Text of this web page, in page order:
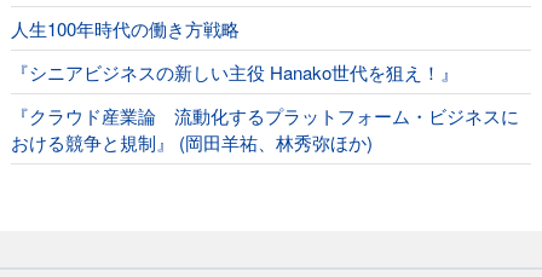
人生100年時代の働き方戦略
『シニアビジネスの新しい主役 Hanako世代を狙え！』
『クラウド産業論 流動化するプラットフォーム・ビジネスに
おける競争と規制』 (岡田羊祐、林秀弥ほか)